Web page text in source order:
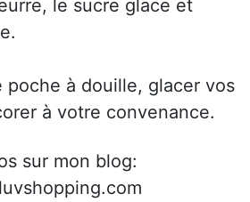
le sucre glace et
poche à douille, glacer vos
à votre convenance.
sur mon blog: